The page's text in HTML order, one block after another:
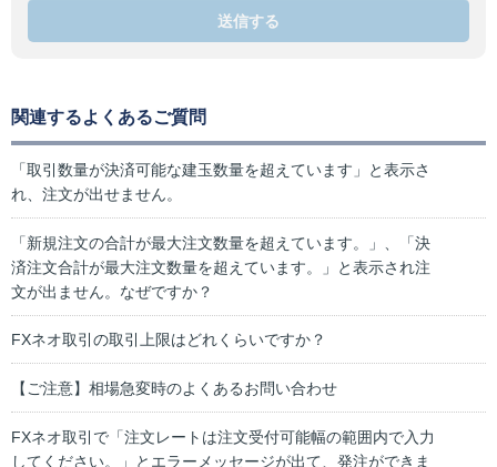
送信する
関連するよくあるご質問
「取引数量が決済可能な建玉数量を超えています」と表示さ
れ、注文が出せません。
「新規注文の合計が最大注文数量を超えています。」、「決
済注文合計が最大注文数量を超えています。」と表示され注
文が出ません。なぜですか？
FXネオ取引の取引上限はどれくらいですか？
【ご注意】相場急変時のよくあるお問い合わせ
FXネオ取引で「注文レートは注文受付可能幅の範囲内で入力
してください。」とエラーメッセージが出て、発注ができま